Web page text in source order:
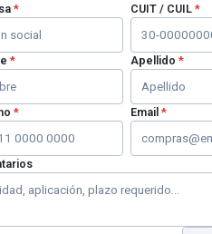
* CUIT / CUIL *
* Apellido *
* Email *